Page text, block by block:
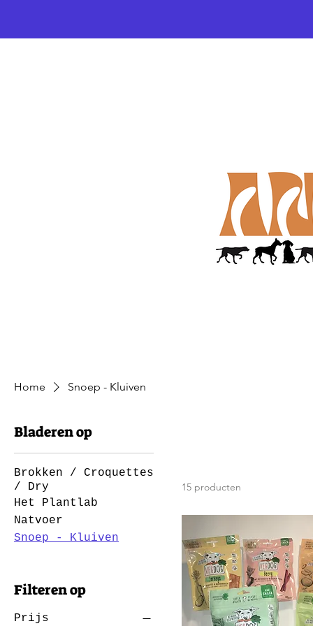
Home Snoep - Kluiven
Bladeren op
Brokken / Croquettes
/ Dry
Het Plantlab
Natvoer
Snoep - Kluiven
Filteren op
Prijs
15 producten